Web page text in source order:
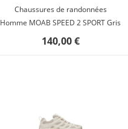
Chaussures de randonnées
Homme MOAB SPEED 2 SPORT Gris
140,00 €